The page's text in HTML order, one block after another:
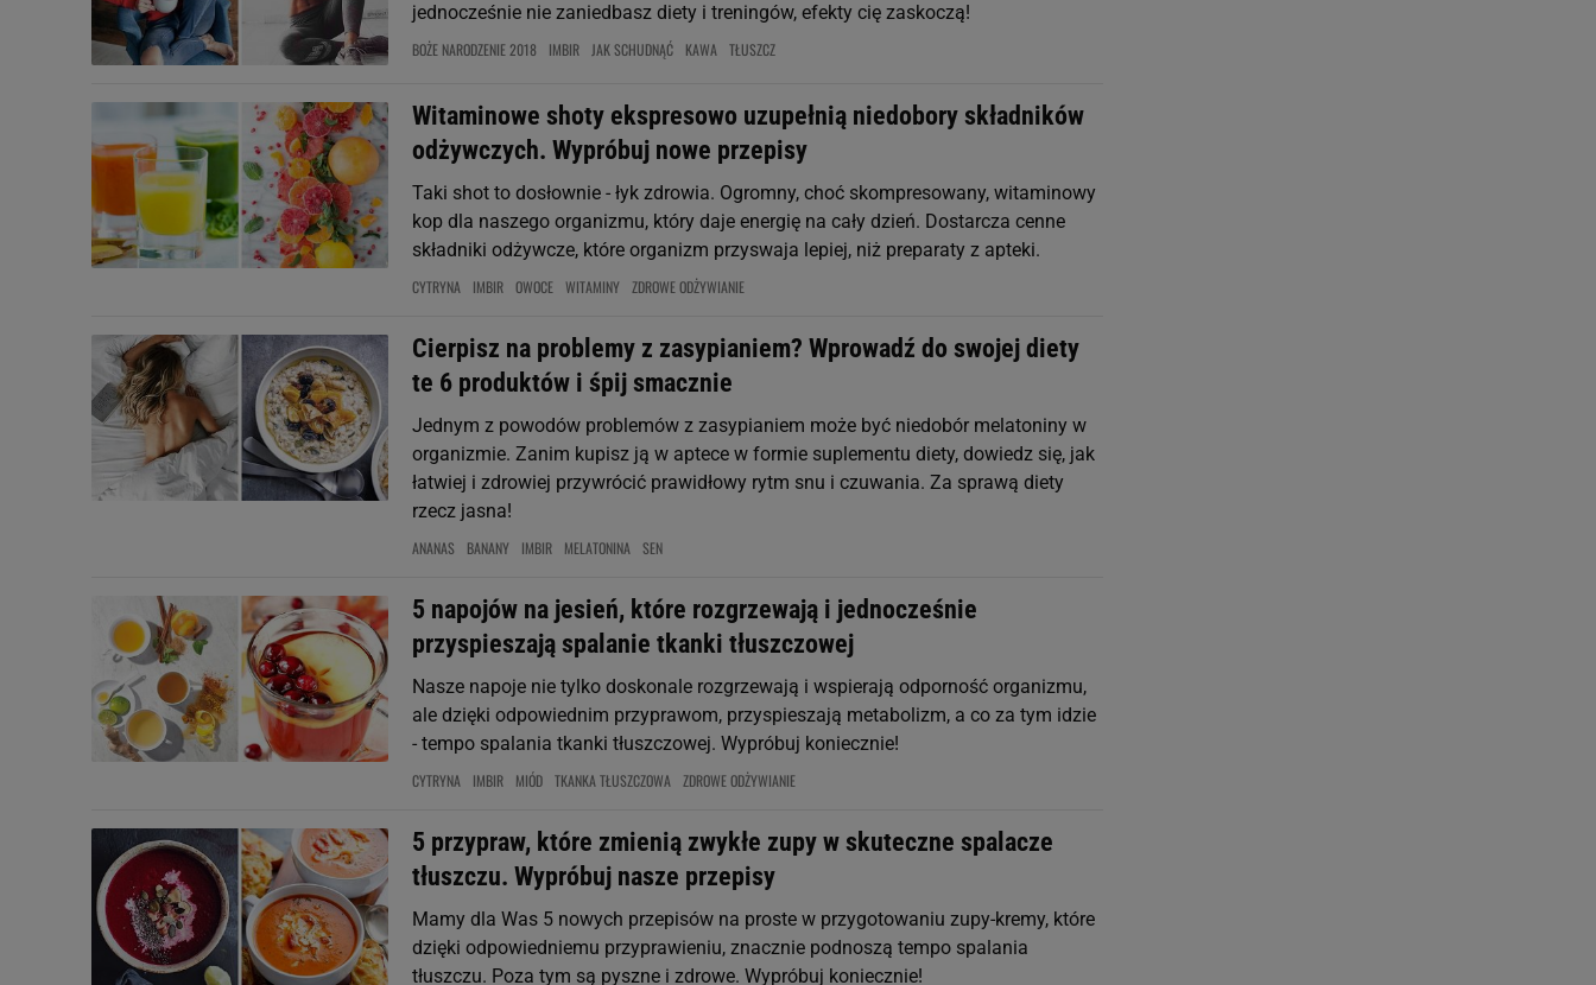
jednocześnie nie zaniedbasz diety i treningów, efekty cię zaskoczą!
BOŻE NARODZENIE 2018 IMBIR JAK SCHUDNĄĆ KAWA TŁUSZCZ
Witaminowe shoty ekspresowo uzupełnią niedobory składników
odżywczych. Wypróbuj nowe przepisy
Taki shot to dosłownie - łyk zdrowia. Ogromny, choć skompresowany, witaminowy
kop dla naszego organizmu, który daje energię na cały dzień. Dostarcza cenne
składniki odżywcze, które organizm przyswaja lepiej, niż preparaty z apteki.
CYTRYNA IMBIR OWOCE WITAMINY ZDROWE ODŻYWIANIE
Cierpisz na problemy z zasypianiem? Wprowadź do swojej diety
te 6 produktów i śpij smacznie
Jednym z powodów problemów z zasypianiem może być niedobór melatoniny w
organizmie. Zanim kupisz ją w aptece w formie suplementu diety, dowiedz się, jak
łatwiej i zdrowiej przywrócić prawidłowy rytm snu i czuwania. Za sprawą diety
rzecz jasna!
ANANAS BANANY IMBIR MELATONINA SEN
5 napojów na jesień, które rozgrzewają i jednocześnie
przyspieszają spalanie tkanki tłuszczowej
Nasze napoje nie tylko doskonale rozgrzewają i wspierają odporność organizmu,
ale dzięki odpowiednim przyprawom, przyspieszają metabolizm, a co za tym idzie
- tempo spalania tkanki tłuszczowej. Wypróbuj koniecznie!
CYTRYNA IMBIR MIÓD TKANKA TŁUSZCZOWA ZDROWE ODŻYWIANIE
5 przypraw, które zmienią zwykłe zupy w skuteczne spalacze
tłuszczu. Wypróbuj nasze przepisy
Mamy dla Was 5 nowych przepisów na proste w przygotowaniu zupy-kremy, które
dzięki odpowiedniemu przyprawieniu, znacznie podnoszą tempo spalania
tłuszczu. Poza tym są pyszne i zdrowe. Wypróbuj koniecznie!